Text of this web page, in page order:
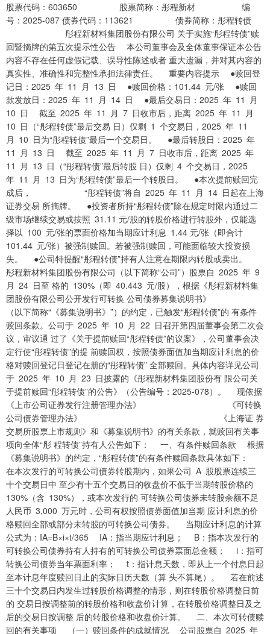
股票代码：603650 股票简称：彤程新材 编
号：2025-087 债券代码：113621 债券简称：彤程转债
彤程新材料集团股份有限公司 关于实施“彤程转债”赎
回暨摘牌的第五次提示性公告 本公司董事会及全体董事保证本公告
内容不存在任何虚假记载、误导性陈述或者 重大遗漏，并对其内容的
真实性、准确性和完整性承担法律责任。 重要内容提示 ●赎回登
记日：2025 年 11 月 13 日 ●赎回价格：101.44 元/张 ●赎回
款发放日：2025 年 11 月 14 日 ●最后交易日：2025 年 11 月
10 日 截至 2025 年 11 月 7 日收市后，距离 2025 年 11 月
10 日（“彤程转债”最后交易 日）仅剩 1 个交易日，2025 年 11
月 10 日为“彤程转债”最后一个交易日。 ●最后转股日：2025 年
11 月 13 日 截至 2025 年 11 月 7 日收市后，距离 2025 年
11 月 13 日（“彤程转债”最后转股 日）仅剩 4 个交易日，2025
年 11 月 13 日为“彤程转债”最后一个转股日。 ●本次提前赎回完
成后， “彤程转债”将自 2025 年 11 月 14 日起在上海
证券交易 所摘牌。 ●投资者所持“彤程转债”除在规定时限内通过二
级市场继续交易或按照 31.11 元/股的转股价格进行转股外，仅能选
择以 100 元/张的票面价格加当期应计利息 1.44 元/张（即合计
101.44 元/张）被强制赎回。若被强制赎回，可能面临较大投资损
失。 ●公司特提醒“彤程转债”持有人注意在期限内转股或卖出。
彤程新材料集团股份有限公司（以下简称“公司”）股票自 2025 年 9
月 24 日至 格的 130%（即 40.443 元/股），根据《彤程新材料集
团股份有限公司公开发行可转换 公司债券募集说明书》
（以下简称“《募集说明书》”）的约定，已触发“彤程转债”的 有条件
赎回条款。公司于 2025 年 10 月 22 日召开第四届董事会第二次会
议，审议通 过了《关于提前赎回“彤程转债”的议案》，公司董事会决
定行使“彤程转债”的提 前赎回权，按照债券面值加当期应计利息的价
格对赎回登记日登记在册的“彤程转债” 全部赎回。具体内容详见公司
于 2025 年 10 月 23 日披露的《彤程新材料集团股份有 限公司关
于提前赎回“彤程转债”的公告》（公告编号：2025-078）。 现依据
《上市公司证券发行注册管理办法》 《可转换
公司债券管理办法》 《上海证 券
交易所股票上市规则》和《募集说明书》的有关条款，就赎回有关事
项向全体“彤 程转债”持有人公告如下： 一、有条件赎回条款 根据
《募集说明书》的约定，“彤程转债”的有条件赎回条款具体如下：
在本次发行的可转换公司债券转股期内，如果公司 A 股股票连续三
十个交易日中 至少有十五个交易日的收盘价不低于当期转股价格的
130%（含 130%），或本次发行的 可转换公司债券未转股余额不足
人民币 3,000 万元时，公司有权按照债券面值加当期 应计利息的价
格赎回全部或部分未转股的可转换公司债券。 当期应计利息的计算
公式为：IA=B×i×t/365 IA：指当期应计利息； B：指本次发行的
可转换公司债券持有人持有的可转换公司债券票面总金额； i：指可
转换公司债券当年票面利率； t：指计息天数，即从上一个付息日起
至本计息年度赎回日止的实际日历天数（算 头不算尾）。 若在前述
三十个交易日内发生过转股价格调整的情形，则在转股价格调整日前
的 交易日按调整前的转股价格和收盘价计算，在转股价格调整日及之
后的交易日按调整 后的转股价格和收盘价计算。 二、本次可转债赎
回的有关事项 （一）赎回条件的成就情况 公司股票自 2025 年